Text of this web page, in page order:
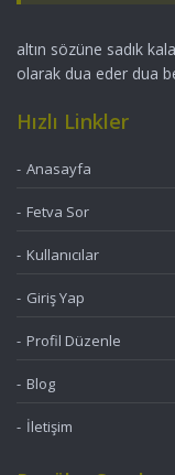
altın sözüne sadık
olarak dua eder dua
Hızlı Linkler
Anasayfa
Fetva Sor
Kullanıcılar
Giriş Yap
Profil Düzenle
Blog
İletişim